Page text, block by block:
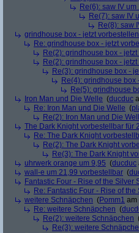
Re(6): saw IV um
Re(7): saw IV
Re(8): saw
grindhouse box - jetzt
Re: grindhouse box - jetzt
Re(2): grindhouse box -
Re(2): grindhouse box -
Re(3): grindhouse box -
Re(4): grindhouse box
Re(5): grindhouse
Iron Man und Die Welle (ducduc
Re: Iron Man und Die Welle (
Re(2): Iron Man und Die
The Dark Knight vorbestellbar für
Re: The Dark Knight
Re(2): The Dark Knight
Re(3): The Dark Knight
uhrwerk orange um 9,95 (ducduc
wall-e um 21,99 vorbestellbar (
Fantastic Four - Rise of the Silver
Re: Fantastic Four - Rise of the
weitere Schnäpchen (Pomm1 am
Re: weitere Schnäpchen (
Re(2): weitere Schnäpchen
Re(3): weitere